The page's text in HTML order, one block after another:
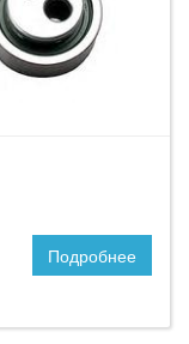
Подробнее